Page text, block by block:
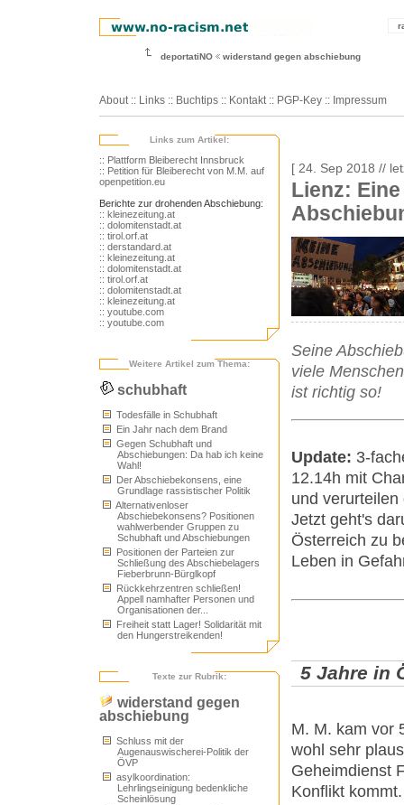
deportatiNO widerstand gegen abschiebung
About :: Links :: Buchtips :: Kontakt :: PGP-Key :: Impressum
Links zum Artikel:
:: Plattform Bleiberecht Innsbruck
:: Petition für Bleiberecht von M.M. auf
openpetition.eu
Berichte zur drohenden Abschiebung:
:: kleinezeitung.at
:: dolomitenstadt.at
:: tirol.orf.at
:: derstandard.at
:: kleinezeitung.at
:: dolomitenstadt.at
:: tirol.orf.at
:: dolomitenstadt.at
:: kleinezeitung.at
:: youtube.com
:: youtube.com
Weitere Artikel zum Thema:
schubhaft
Todesfälle in Schubhaft
Ein Jahr nach dem Brand
Gegen Schubhaft und
Abschiebungen: Da hab ich keine
Wahl!
Der Abschiebekonsens, eine
Grundlage rassistischer Politik
Alternativenloser
Abschiebekonsens? Positionen
wahlwerbender Gruppen zu
Schubhaft und Abschiebungen
Positionen der Parteien zur
Schließung des Abschiebelagers
Fieberbrunn-Bürglkopf
Rückkehrzentren schließen!
Appell namhafter Personen und
Organisationen der...
Freiheit statt Lager! Solidarität mit
den Hungerstreikenden!
Texte zur Rubrik:
widerstand gegen
abschiebung
Schluss mit der
Augenauswischerei-Politik der
ÖVP
asylkoordination:
Lehrlingseinigung bedenkliche
Scheinlösung
[ 24. Sep 2018 //
Lienz:
Seine
viele
ist richtig so!
Update: 3-
12.14h mit
und
Jetzt geht's
Österreich zu
Leben in
5 Jahre in
M. M. kam vor
wohl sehr
Geheimdienst
Konflikt kommt.